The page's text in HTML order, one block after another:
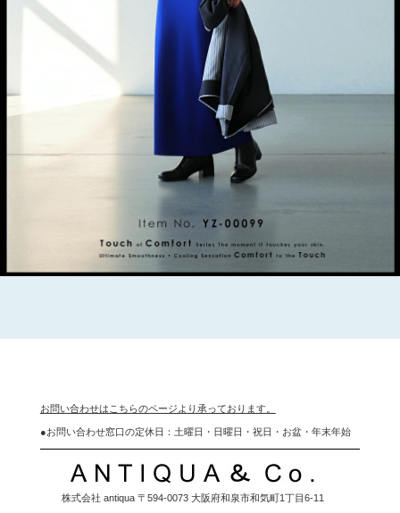
株式会社 antiqua 〒594-0073 大阪府和泉市和気町1丁目6-11
●お問い合わせ窓口の定休日：土曜日・日曜日・祝日・お盆・年末年始
お問い合わせはこちらのページより承っております。